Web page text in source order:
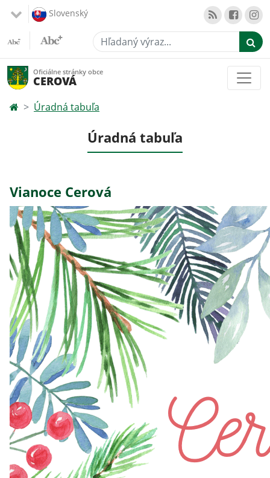
Slovenský
Hľadaný výraz...
Oficiálne stránky obce
CEROVÁ
Úradná tabuľa
Úradná tabuľa
Vianoce Cerová